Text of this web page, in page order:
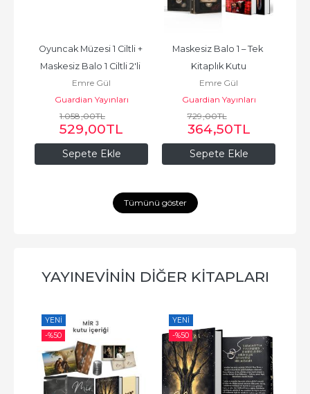
Sepete Ekle
Oyuncak Müzesi 1 Ciltli +
Maskesiz Balo 1 Ciltli 2'li
Set
Emre Gül
Guardian Yayınları
1.058,00TL
529,00TL
Sepete Ekle
Maskesiz Balo 1 – Tek
Kitaplık Kutu
Emre Gül
Guardian Yayınları
729,00TL
364,50TL
Tümünü göster
YAYINEVININ DIĞER KITAPLARI
YENI
-%50
YENI
-%50